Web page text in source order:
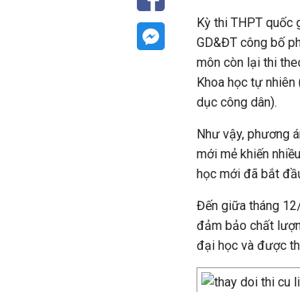
Kỳ thi THPT quốc
GD&ĐT công bố
môn còn lại thi
Khoa học tự nhiên
dục công dân).
Như vậy, phương
mới mẻ khiến
học mới đã bắt
Đến giữa tháng
đảm bảo chất
đại học và được